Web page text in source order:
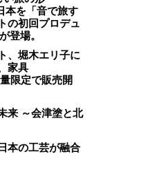
本を「音で旅す
の初回プロデュ
登場。
、堀木エリ子に
家具
限定で販売開
来 ～会津塗と北
本の工芸が融合